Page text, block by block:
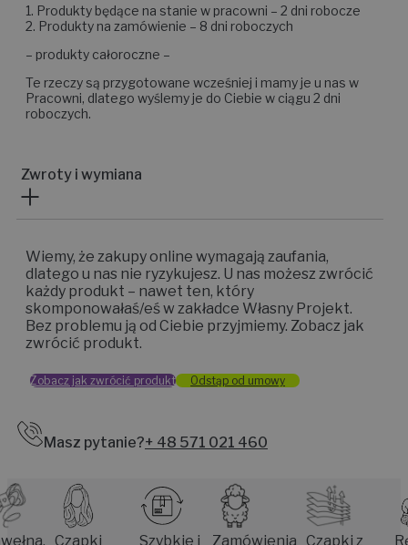
1. Produkty będące na stanie w pracowni – 2 dni robocze
2. Produkty na zamówienie – 8 dni roboczych
– produkty całoroczne –
Te rzeczy są przygotowane wcześniej i mamy je u nas w
Pracowni, dlatego wyślemy je do Ciebie w ciągu 2 dni
roboczych.
Zwroty i wymiana
Wiemy, że zakupy online wymagają zaufania,
dlatego u nas nie ryzykujesz. U nas możesz zwrócić
każdy produkt – nawet ten, który
skomponowałaś/eś w zakładce Własny Projekt.
Bez problemu ją od Ciebie przyjmiemy. Zobacz jak
zwrócić produkt.
Zobacz jak zwrócić produkt Odstąp od umowy
Masz pytanie?+ 48 571 021 460
Czapki
Szybkie i
Zamówienia Czapki z